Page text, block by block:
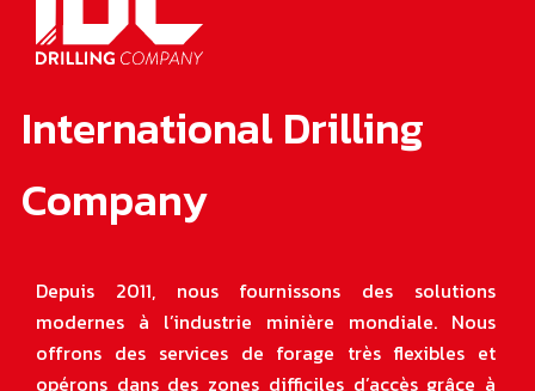
International Drilling
Company
Depuis 2011, nous fournissons des solutions
modernes à l’industrie minière mondiale. Nous
offrons des services de forage très flexibles et
opérons dans des zones difficiles d’accès grâce à